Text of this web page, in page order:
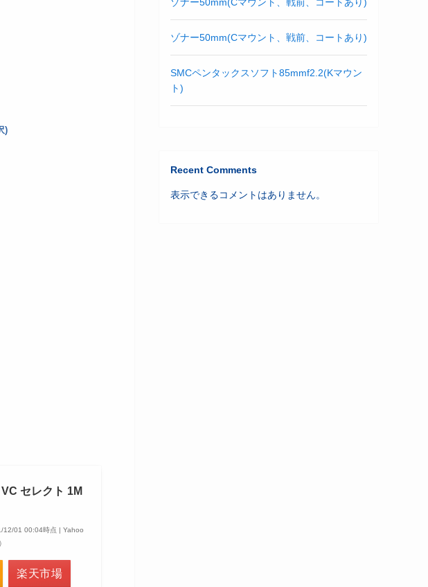
)
セレクト 1M
12/01 00:04時点 | Yahoo
楽天市場
ゾナー50mm(Cマウント、戦前、コートあり)
SMCペンタックスソフト85mmf2.2(Kマウン
ト)
Recent Comments
表示できるコメントはありません。